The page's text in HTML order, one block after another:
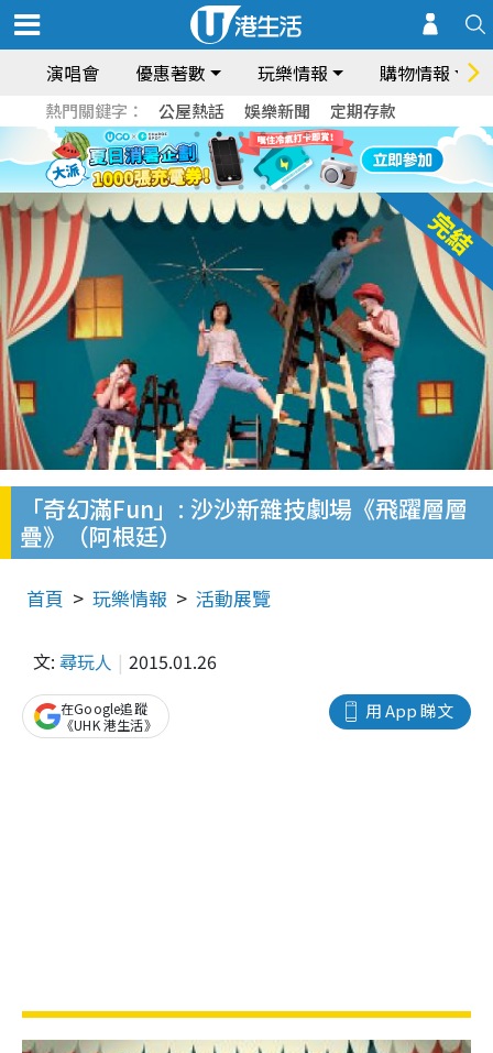
演唱會 優惠著數 玩樂情報 購物情報
熱門關鍵字： 公屋熱話 娛樂新聞 定期存款
「奇幻滿Fun」: 沙沙新雜技劇場《飛躍層層
疊》（阿根廷）
首頁 玩樂情報 活動展覽
文: 尋玩人 2015.01.26
用 App 睇文
在Google追蹤
《UHK 港生活》